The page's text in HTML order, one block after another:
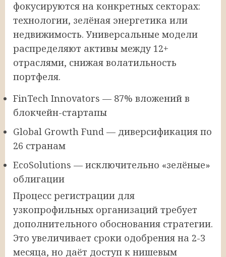
фокусируются на конкретных секторах:
технологии, зелёная энергетика или
недвижимость. Универсальные модели
распределяют активы между 12+
отраслями, снижая волатильность
портфеля.
FinTech Innovators — 87% вложений в
блокчейн-стартапы
Global Growth Fund — диверсификация по
26 странам
EcoSolutions — исключительно «зелёные»
облигации
Процесс регистрации для
узкопрофильных организаций требует
дополнительного обоснования стратегии.
Это увеличивает сроки одобрения на 2-3
месяца, но даёт доступ к нишевым